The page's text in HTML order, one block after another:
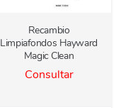
Recambio
Limpiafondos Hayward
Magic Clean
Consultar